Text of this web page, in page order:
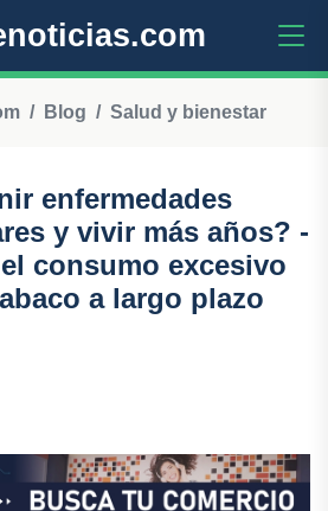
Blog Salud y bienestar
enfermedades
y vivir más años? -
consumo excesivo
a largo plazo